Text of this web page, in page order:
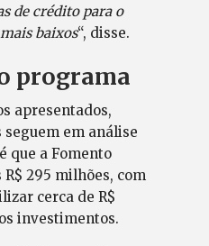
de crédito para o
baixos“, disse.
programa
apresentados,
em análise
que a Fomento
295 milhões, com
cerca de R$
investimentos.